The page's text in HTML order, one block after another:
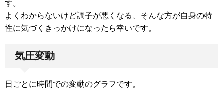
す。
よくわからないけど調子が悪くなる、そんな方が自身の特
性に気づくきっかけになったら幸いです。
気圧変動
日ごとに時間での変動のグラフです。